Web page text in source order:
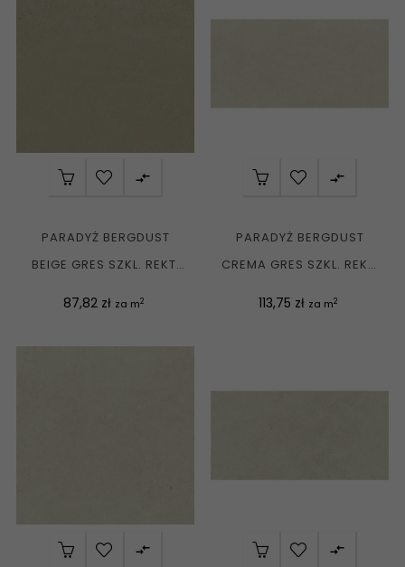

PARADYŻ BERGDUST
BEIGE GRES SZKL. REKT.
Cena
87,82 zł za m2

PARADYŻ BERGDUST
CREMA GRES SZKL. REKT.
Cena
113,75 zł za m2
 